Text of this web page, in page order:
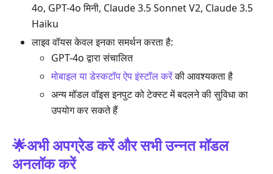
4o, GPT-4o मिनी, Claude 3.5 Sonnet V2, Claude 3.5
Haiku
लाइव वॉयस केवल इनका समर्थन करता है:
GPT-4o द्वारा संचालित
मोबाइल या डेस्कटॉप ऐप इंस्टॉल करेंकी आवश्यकता है
अन्य मॉडल वॉइस इनपुट को टेक्स्ट में बदलने की सुविधा का
उपयोग कर सकते हैं
🌟अभी अपग्रेड करें और सभी उन्नत मॉडल
अनलॉक करें